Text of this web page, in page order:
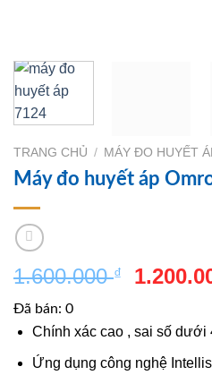
TRANG CHỦ / MÁY ĐO HUYẾT
Máy đo huyết áp
1.600.000₫
Giá
Đã bán: 0
Chính xác cao , sai số dưới
Ứng dụng công nghệ